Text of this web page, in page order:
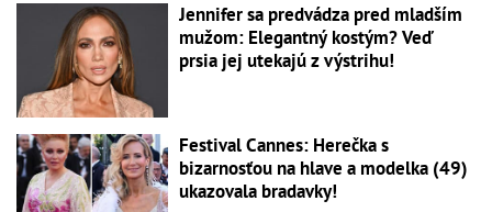
Jennifer sa predvádza pred mladším
mužom: Elegantný kostým? Veď
prsia jej utekajú z výstrihu!
Festival Cannes: Herečka s
bizarnosťou na hlave a modelka (49)
ukazovala bradavky!